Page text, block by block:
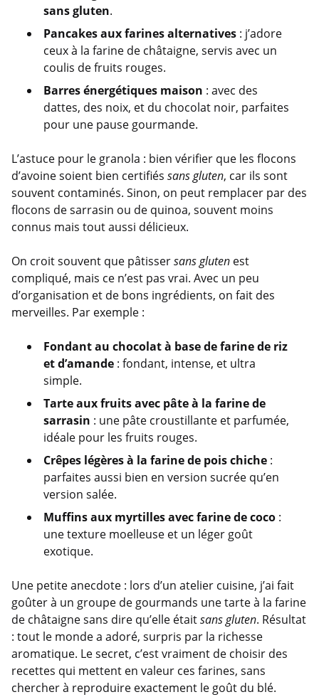
sans gluten.
Pancakes aux farines alternatives : j’adore
ceux à la farine de châtaigne, servis avec un
coulis de fruits rouges.
Barres énergétiques maison : avec des
dattes, des noix, et du chocolat noir, parfaites
pour une pause gourmande.
L’astuce pour le granola : bien vérifier que les flocons
d’avoine soient bien certifiés sans gluten, car ils sont
souvent contaminés. Sinon, on peut remplacer par des
flocons de sarrasin ou de quinoa, souvent moins
connus mais tout aussi délicieux.
On croit souvent que pâtissersans gluten est
compliqué, mais ce n’est pas vrai. Avec un peu
d’organisation et de bons ingrédients, on fait des
merveilles. Par exemple :
Fondant au chocolat à base de farine de riz
et d’amande : fondant, intense, et ultra
simple.
Tarte aux fruits avec pâte à la farine de
sarrasin : une pâte croustillante et parfumée,
idéale pour les fruits rouges.
Crêpes légères à la farine de pois chiche :
parfaites aussi bien en version sucrée qu’en
version salée.
Muffins aux myrtilles avec farine de coco :
une texture moelleuse et un léger goût
exotique.
Une petite anecdote : lors d’un atelier cuisine, j’ai fait
goûter à un groupe de gourmands une tarte à la farine
de châtaigne sans dire qu’elle étaitsans gluten. Résultat
: tout le monde a adoré, surpris par la richesse
aromatique. Le secret, c’est vraiment de choisir des
recettes qui mettent en valeur ces farines, sans
chercher à reproduire exactement le goût du blé.